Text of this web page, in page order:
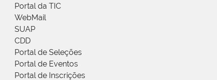
Portal da TIC
WebMail
SUAP
CDD
Portal de Seleções
Portal de Eventos
Portal de Inscrições